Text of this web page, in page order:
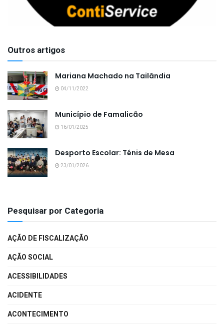
Outros artigos
Mariana Machado na Tailândia
04/11/2022
Município de Famalicão
16/01/2025
Desporto Escolar: Ténis de Mesa
23/01/2026
Pesquisar por Categoria
AÇÃO DE FISCALIZAÇÃO
AÇÃO SOCIAL
ACESSIBILIDADES
ACIDENTE
ACONTECIMENTO